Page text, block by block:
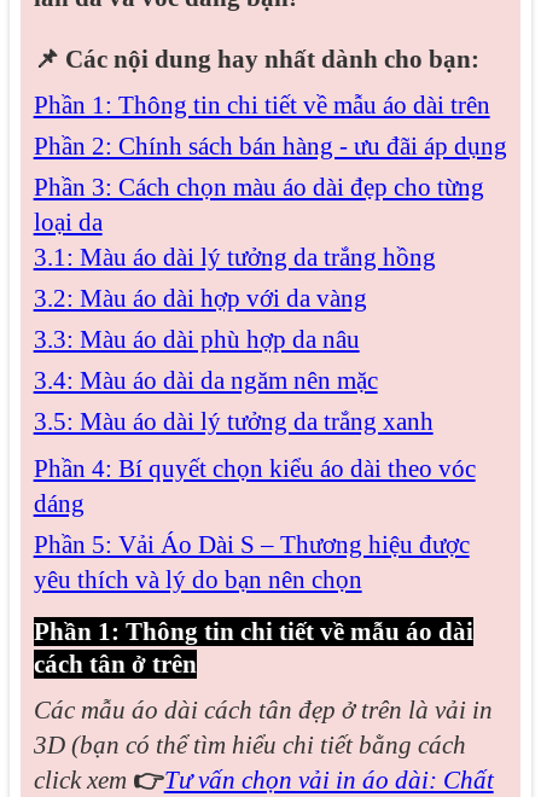
📌 Các nội dung hay nhất dành cho bạn:
Phần 1: Thông tin chi tiết về mẫu áo dài trên
Phần 2: Chính sách bán hàng - ưu đãi áp dụng
Phần 3: Cách chọn màu áo dài đẹp cho từng
loại da
3.1: Màu áo dài lý tưởng da trắng hồng
3.2: Màu áo dài hợp với da vàng
3.3: Màu áo dài phù hợp da nâu
3.4: Màu áo dài da ngăm nên mặc
3.5: Màu áo dài lý tưởng da trắng xanh
Phần 4: Bí quyết chọn kiểu áo dài theo vóc
dáng
Phần 5: Vải Áo Dài S – Thương hiệu được
yêu thích và lý do bạn nên chọn
Phần 1: Thông tin chi tiết về mẫu áo dài
cách tân ở trên
Các mẫu áo dài cách tân đẹp ở trên là vải in
3D (bạn có thể tìm hiểu chi tiết bằng cách
click xem 👉Tư vấn chọn vải in áo dài: Chất